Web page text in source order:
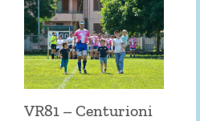
VR81 – Centurioni